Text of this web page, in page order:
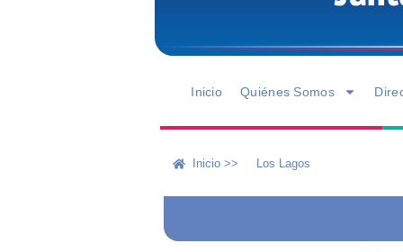
Inicio Quiénes Somos
Inicio >> Los Lagos